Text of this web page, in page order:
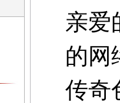
亲爱
的网
传奇